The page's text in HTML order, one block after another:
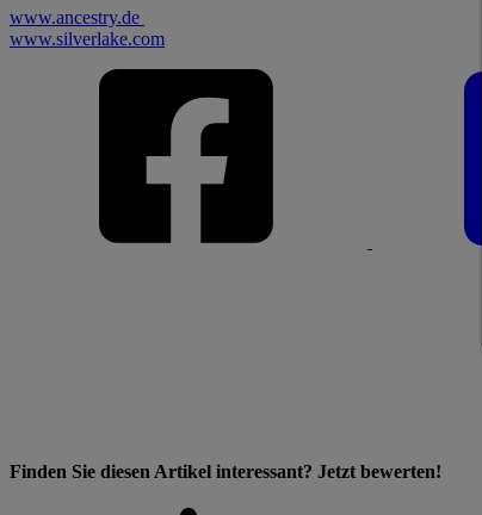
www.ancestry.de
www.silverlake.com
Finden Sie diesen Artikel interessant? Jetzt bewerten!